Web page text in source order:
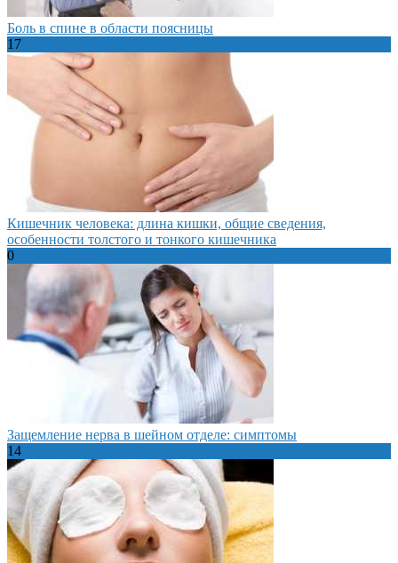
Боль в спине в области поясницы
17
Кишечник человека: длина кишки, общие сведения,
особенности толстого и тонкого кишечника
0
Защемление нерва в шейном отделе: симптомы
14